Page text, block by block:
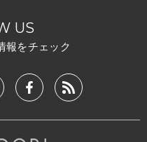
US
報をチェック